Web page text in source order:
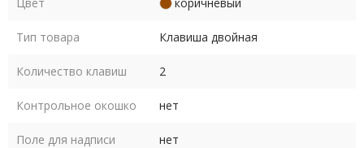
Тип товара Клавиша двойная
Количество клавиш 2
Контрольное окошко нет
Поле для надписи нет